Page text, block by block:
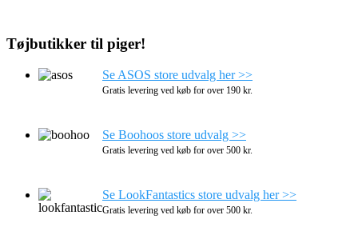
Tøjbutikker til piger!
Se ASOS store udvalg her >>
Gratis levering ved køb for over 190 kr.
Se Boohoos store udvalg >>
Gratis levering ved køb for over 500 kr.
Se LookFantastics store udvalg her >>
Gratis levering ved køb for over 500 kr.